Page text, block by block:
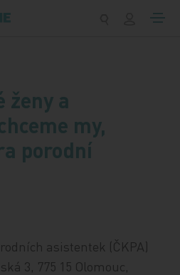
ženy a
my,
porodní
asistentek (ČKPA)
3, 775 15 Olomouc,